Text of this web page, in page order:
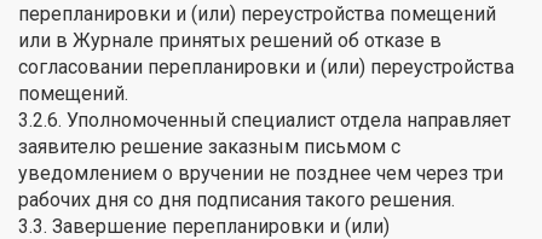
перепланировки и (или) переустройства помещений
или в Журнале принятых решений об отказе в
согласовании перепланировки и (или) переустройства
помещений.
3.2.6. Уполномоченный специалист отдела направляет
заявителю решение заказным письмом с
уведомлением о вручении не позднее чем через три
рабочих дня со дня подписания такого решения.
3.3. Завершение перепланировки и (или)